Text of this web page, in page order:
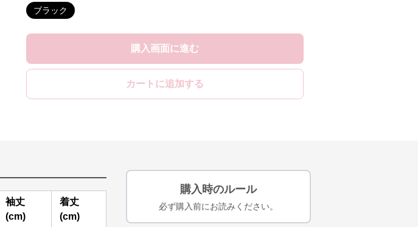
ブラック
購入画面に進む
カートに追加する
袖丈
(cm)
着丈
(cm)
購入時のルール
必ず購入前にお読みください。